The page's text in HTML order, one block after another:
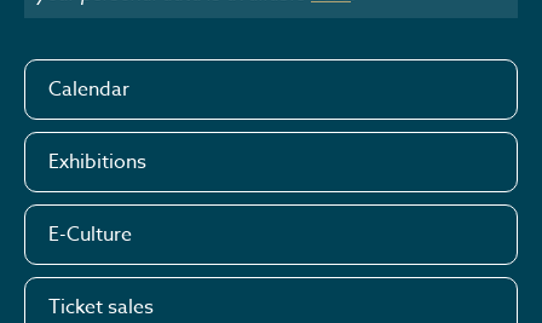
Calendar
Exhibitions
E-Culture
Ticket sales